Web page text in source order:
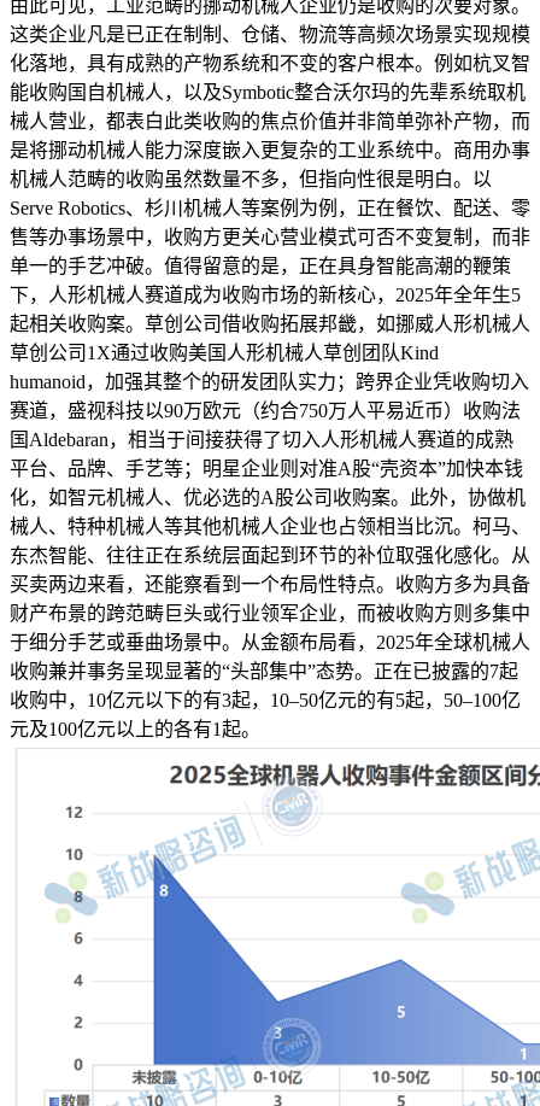
由此可见，工业范畴的挪动机械人企业仍是收购的次要对象。
这类企业凡是已正在制制、仓储、物流等高频次场景实现规模
化落地，具有成熟的产物系统和不变的客户根本。例如杭叉智
能收购国自机械人，以及Symbotic整合沃尔玛的先辈系统取机
械人营业，都表白此类收购的焦点价值并非简单弥补产物，而
是将挪动机械人能力深度嵌入更复杂的工业系统中。商用办事
机械人范畴的收购虽然数量不多，但指向性很是明白。以
Serve Robotics、杉川机械人等案例为例，正在餐饮、配送、零
售等办事场景中，收购方更关心营业模式可否不变复制，而非
单一的手艺冲破。值得留意的是，正在具身智能高潮的鞭策
下，人形机械人赛道成为收购市场的新核心，2025年全年生5
起相关收购案。草创公司借收购拓展邦畿，如挪威人形机械人
草创公司1X通过收购美国人形机械人草创团队Kind
humanoid，加强其整个的研发团队实力；跨界企业凭收购切入
赛道，盛视科技以90万欧元（约合750万人平易近币）收购法
国Aldebaran，相当于间接获得了切入人形机械人赛道的成熟
平台、品牌、手艺等；明星企业则对准A股“壳资本”加快本钱
化，如智元机械人、优必选的A股公司收购案。此外，协做机
械人、特种机械人等其他机械人企业也占领相当比沉。柯马、
东杰智能、往往正在系统层面起到环节的补位取强化感化。从
买卖两边来看，还能察看到一个布局性特点。收购方多为具备
财产布景的跨范畴巨头或行业领军企业，而被收购方则多集中
于细分手艺或垂曲场景中。从金额布局看，2025年全球机械人
收购兼并事务呈现显著的“头部集中”态势。正在已披露的7起
收购中，10亿元以下的有3起，10–50亿元的有5起，50–100亿
元及100亿元以上的各有1起。